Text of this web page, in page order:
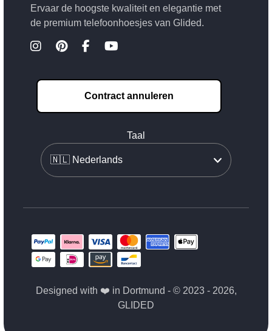
Ervaar de hoogste kwaliteit en elegantie met
de premium telefoonhoesjes van Glided.
Contract annuleren
Taal
Designed with ❤️ in Dortmund - © 2023 - 2026,
GLIDED